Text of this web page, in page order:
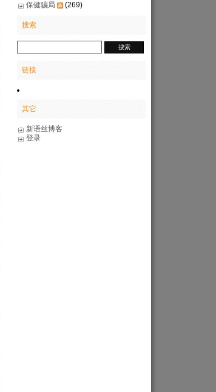
保健骗局
(269)
搜索
链接
其它
新语丝博客
登录